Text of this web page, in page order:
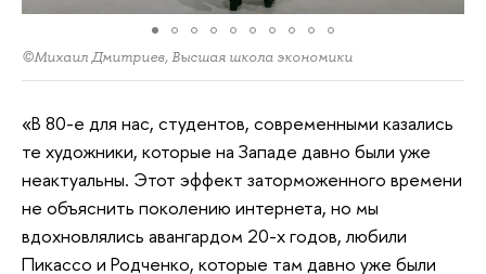
©Михаил Дмитриев, Высшая школа экономики
«В 80-е для нас, студентов, современными казались
те художники, которые на Западе давно были уже
неактуальны. Этот эффект заторможенного времени
не объяснить поколению интернета, но мы
вдохновлялись авангардом 20-х годов, любили
Пикассо и Родченко, которые там давно уже были